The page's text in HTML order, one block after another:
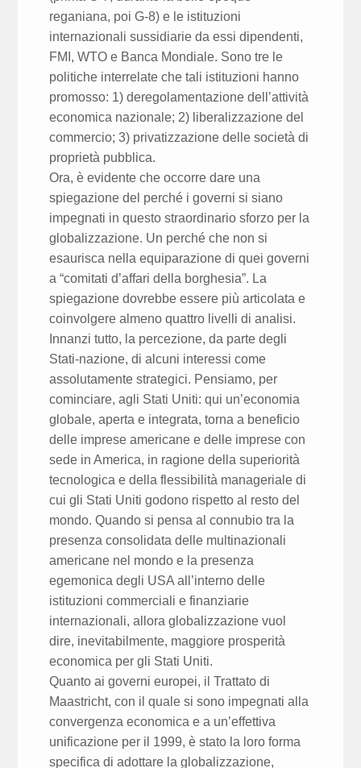
reganiana, poi G-8) e le istituzioni
internazionali sussidiarie da essi dipendenti,
FMI, WTO e Banca Mondiale. Sono tre le
politiche interrelate che tali istituzioni hanno
promosso: 1) deregolamentazione dell’attività
economica nazionale; 2) liberalizzazione del
commercio; 3) privatizzazione delle società di
proprietà pubblica.
Ora, è evidente che occorre dare una
spiegazione del perché i governi si siano
impegnati in questo straordinario sforzo per la
globalizzazione. Un perché che non si
esaurisca nella equiparazione di quei governi
a “comitati d’affari della borghesia”. La
spiegazione dovrebbe essere più articolata e
coinvolgere almeno quattro livelli di analisi.
Innanzi tutto, la percezione, da parte degli
Stati-nazione, di alcuni interessi come
assolutamente strategici. Pensiamo, per
cominciare, agli Stati Uniti: qui un’economia
globale, aperta e integrata, torna a beneficio
delle imprese americane e delle imprese con
sede in America, in ragione della superiorità
tecnologica e della flessibilità manageriale di
cui gli Stati Uniti godono rispetto al resto del
mondo. Quando si pensa al connubio tra la
presenza consolidata delle multinazionali
americane nel mondo e la presenza
egemonica degli USA all’interno delle
istituzioni commerciali e finanziarie
internazionali, allora globalizzazione vuol
dire, inevitabilmente, maggiore prosperità
economica per gli Stati Uniti.
Quanto ai governi europei, il Trattato di
Maastricht, con il quale si sono impegnati alla
convergenza economica e a un’effettiva
unificazione per il 1999, è stato la loro forma
specifica di adottare la globalizzazione,